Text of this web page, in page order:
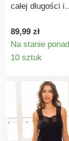
szkodliwych, a
zakresie
wykraczającym
obowiązujące
Można prać w
całej długości i
uczucie chłodu
noszenia.
bezszwowa, z
regulowanymi
co trzeba – jest
niewidoczna i
89,99 zł
Na stanie ponad
10 sztuk